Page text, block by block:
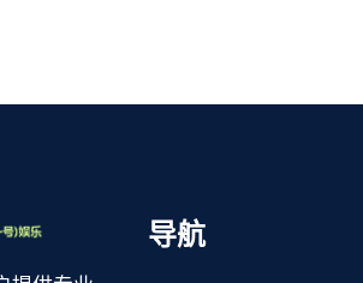
导航